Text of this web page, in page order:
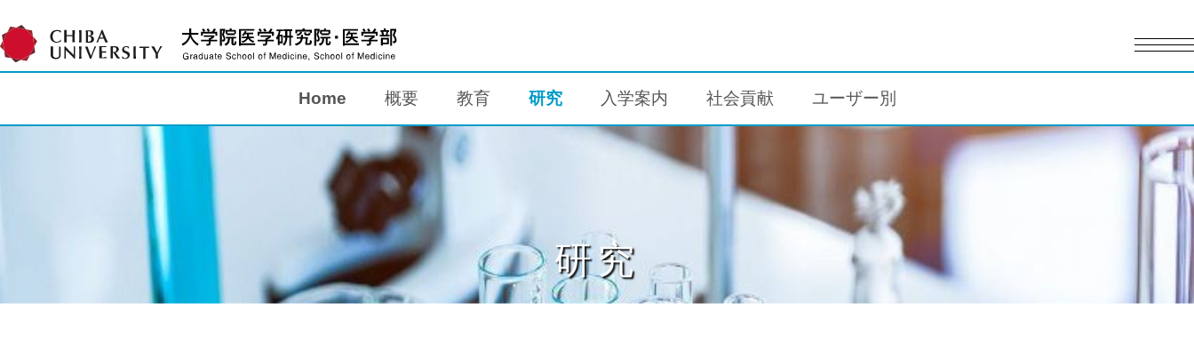
Home
研究
Home 概要 教育 研究 入学案内 社会貢献 ユーザー別
研究